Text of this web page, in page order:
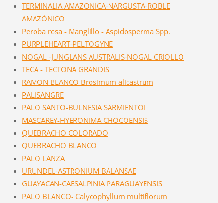
TERMINALIA AMAZONICA-NARGUSTA-ROBLE
AMAZÓNICO
Peroba rosa - Manglillo - Aspidosperma Spp.
PURPLEHEART-PELTOGYNE
NOGAL -JUNGLANS AUSTRALIS-NOGAL CRIOLLO
TECA - TECTONA GRANDIS
RAMON BLANCO Brosimum alicastrum
PALISANGRE
PALO SANTO-BULNESIA SARMIENTOI
MASCAREY-HYERONIMA CHOCOENSIS
QUEBRACHO COLORADO
QUEBRACHO BLANCO
PALO LANZA
URUNDEL-ASTRONIUM BALANSAE
GUAYACAN-CAESALPINIA PARAGUAYENSIS
PALO BLANCO- Calycophyllum multiflorum